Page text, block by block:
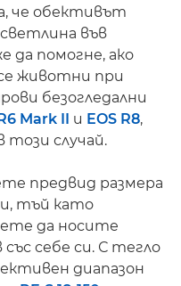
че обективът
във
да помогне, ако
животни при
безогледални
Mark II и EOS R8,
случай.
предвид размера
тъй като
да носите
себе си. С тегло
диапазон